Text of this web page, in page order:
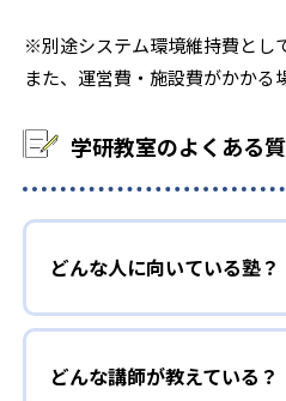
※別途システム環境維持費とし
また、運営費・施設費がかかる
学研教室のよくある
どんな人に向いている塾？
どんな講師が教えている？